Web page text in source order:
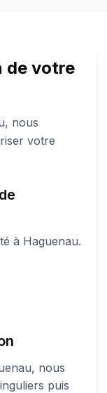
de votre
nous
votre
à Haguenau.
nous
puis